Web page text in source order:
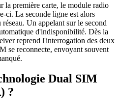
la première carte, le module radio
ci. La seconde ligne est alors
réseau. Un appelant sur le second
d'indisponibilité. Dès la
reprend l'interrogation des deux
se reconnecte, envoyant souvent
Dual SIM
?